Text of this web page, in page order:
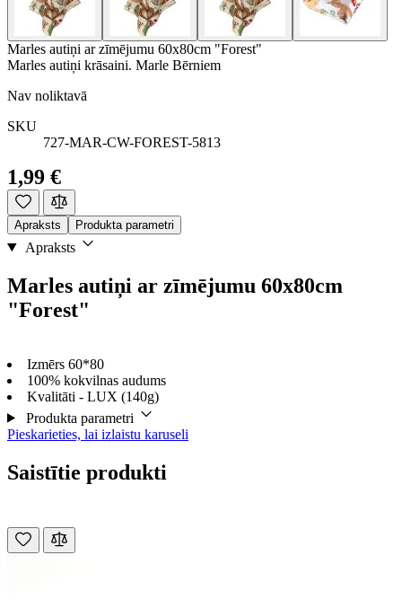
Marles autiņi ar zīmējumu 60x80cm "Forest"
Marles autiņi krāsaini. Marle Bērniem
Nav noliktavā
SKU
727-MAR-CW-FOREST-5813
1,99 €
Apraksts Produkta parametri
Apraksts
Marles autiņi ar zīmējumu 60x80cm
"Forest"
Izmērs 60*80
100% kokvilnas audums
Kvalitāti - LUX (140g)
Produkta parametri
Pieskarieties, lai izlaistu karuseli
Saistītie produkti